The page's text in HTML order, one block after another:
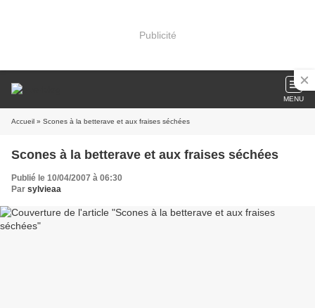
Publicité
MENU
Accueil » Scones à la betterave et aux fraises séchées
Scones à la betterave et aux fraises séchées
Publié le 10/04/2007 à 06:30
Par sylvieaa